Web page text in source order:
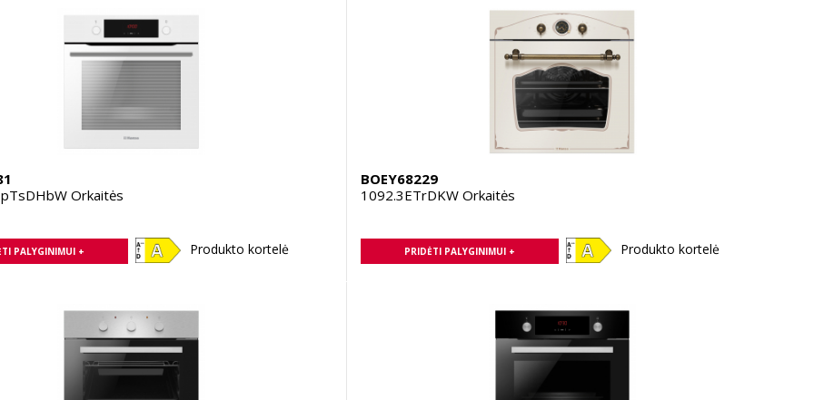
Orkaitės
PALYGINIMUI + Produkto kortelė
BOEY68229
1092.3ETrDKW Orkaitės
PRIDĖTI PALYGINIMUI + Produkto kortelė